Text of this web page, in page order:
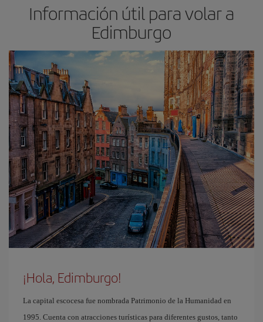
Información útil para volar a
Edimburgo
¡Hola, Edimburgo!
La capital escocesa fue nombrada Patrimonio de la Humanidad en
1995. Cuenta con atracciones turísticas para diferentes gustos, tanto